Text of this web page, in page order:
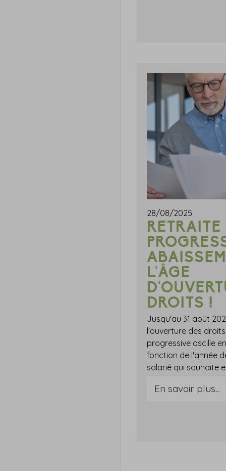
28/08/2025
RETRAITE
L'ÂGE
DROITS !
Jusqu'au 31 août
l'ouverture des
progressive oscille
fonction de l'année
En savoir plus...